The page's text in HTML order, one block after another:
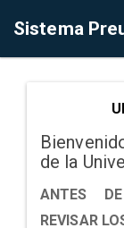
Sistema
de la
ANTES
REVISAR